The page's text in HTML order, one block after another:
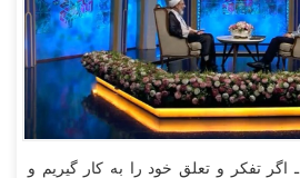
ـ اگر تفکر و تعلق خود را به کار گیریم و